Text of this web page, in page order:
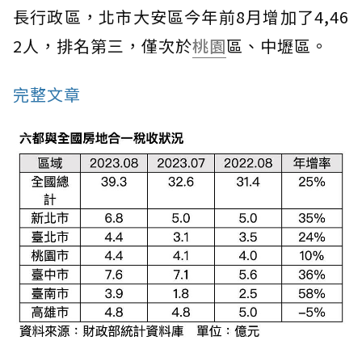
長行政區，北市大安區今年前8月增加了4,46
2人，排名第三，僅次於桃園區、中壢區。
完整文章